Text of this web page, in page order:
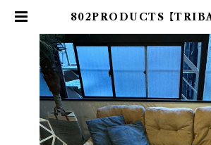
802PRODUCTS 【
m カーペット 絨毯 | 802
CTS